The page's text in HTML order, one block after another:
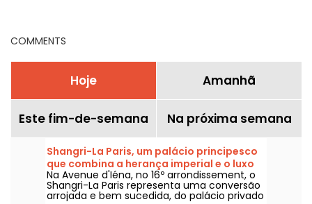
COMMENTS
Hoje Amanhã
Este fim-de-semana Na próxima semana
Shangri-La Paris, um palácio principesco
que combina a herança imperial e o luxo
asiático na Avenue d'Iéna
Na Avenue d'Iéna, no 16º arrondissement, o
Shangri-La Paris representa uma conversão
arrojada e bem sucedida, do palácio privado